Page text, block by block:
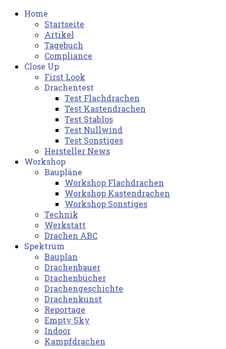
Home
Startseite
Artikel
Tagebuch
Compliance
Close Up
First Look
Drachentest
Test Flachdrachen
Test Kastendrachen
Test Stablos
Test Nullwind
Test Sonstiges
Hersteller News
Workshop
Baupläne
Workshop Flachdrachen
Workshop Kastendrachen
Workshop Sonstiges
Technik
Werkstatt
Drachen ABC
Spektrum
Bauplan
Drachenbauer
Drachenbücher
Drachengeschichte
Drachenkunst
Reportage
Empty Sky
Indoor
Kampfdrachen